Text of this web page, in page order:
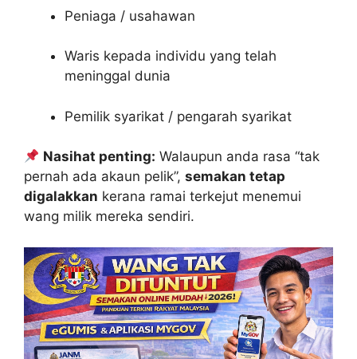
Peniaga / usahawan
Waris kepada individu yang telah
meninggal dunia
Pemilik syarikat / pengarah syarikat
Nasihat penting: Walaupun anda rasa “tak
pernah ada akaun pelik”, semakan tetap
digalakkan kerana ramai terkejut menemui
wang milik mereka sendiri.